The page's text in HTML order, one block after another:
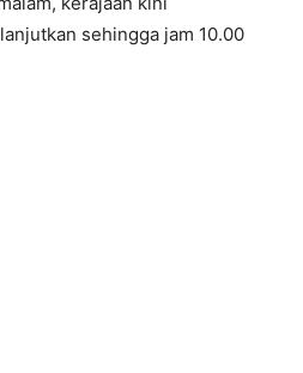
sehingga jam 10.00